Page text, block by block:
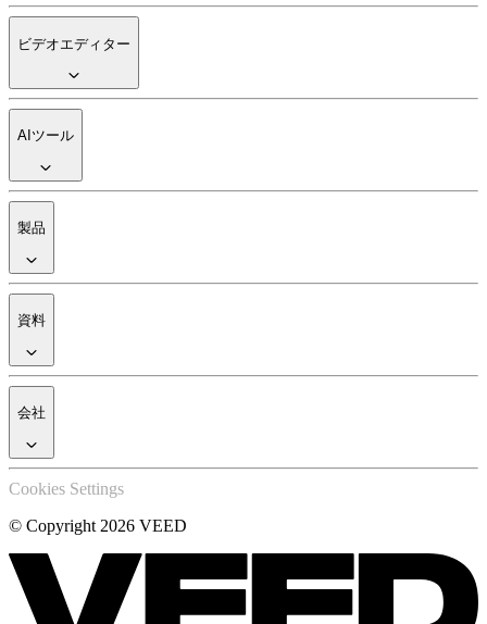
ビデオエディター
AIツール
製品
資料
会社
Cookies Settings
© Copyright 2026 VEED